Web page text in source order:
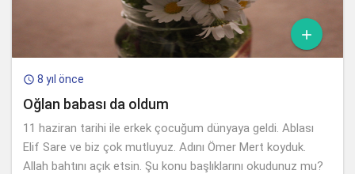

 8 yıl önce
Oğlan babası da oldum
11 haziran tarihi ile erkek çocuğum dünyaya geldi. Ablası
Elif Sare ve biz çok mutluyuz. Adını Ömer Mert koyduk.
Allah bahtını açık etsin. Şu konu başlıklarını okudunuz mu?